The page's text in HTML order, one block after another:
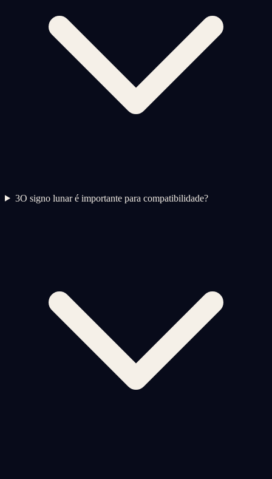
3O signo lunar é importante para compatibilidade?